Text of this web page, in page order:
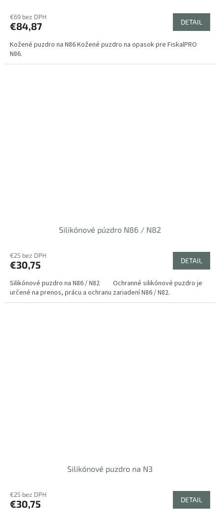
€69 bez DPH
€84,87 DETAIL
Kožené puzdro na N86 Kožené puzdro na opasok pre FiskalPRO
N86.
Silikónové púzdro N86 / N82
€25 bez DPH
€30,75 DETAIL
Silikónové puzdro na N86 / N82 Ochranné silikónové puzdro je
určené na prenos, prácu a ochranu zariadení N86 / N82.
Silikónové puzdro na N3
€25 bez DPH
€30,75 DETAIL